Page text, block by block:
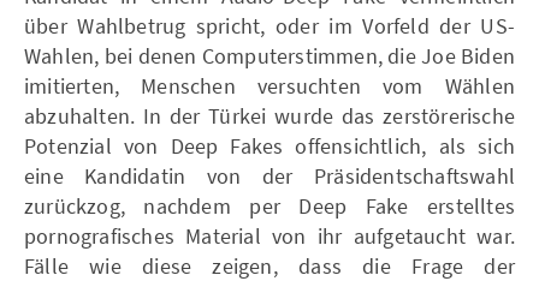
über Wahlbetrug spricht, oder im Vorfeld der US-
Wahlen, bei denen Computerstimmen, die Joe Biden
imitierten, Menschen versuchten vom Wählen
abzuhalten. In der Türkei wurde das zerstörerische
Potenzial von Deep Fakes offensichtlich, als sich
eine Kandidatin von der Präsidentschaftswahl
zurückzog, nachdem per Deep Fake erstelltes
pornografisches Material von ihr aufgetaucht war.
Fälle wie diese zeigen, dass die Frage der